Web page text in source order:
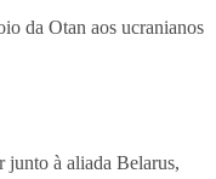
da Otan aos ucranianos